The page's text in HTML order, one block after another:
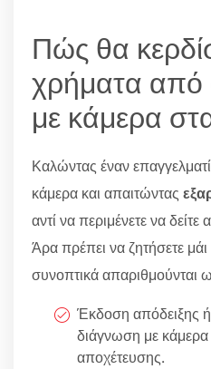
Πώς θα
χρήματα από
με κάμερα
Καλώντας έναν
κάμερα και απαιτώντας
αντί να περιμένετε να
Άρα πρέπει να ζητήσετε μάι
συνοπτικά απαριθμούνται
Έκδοση απόδειξης ή
διάγνωση με κάμερα
αποχέτευσης.